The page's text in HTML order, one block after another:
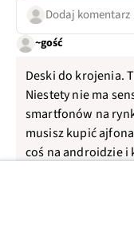
Dodaj komentarz
~gość
Deski do krojenia.
Niestety nie ma
smartfonów na
musisz kupić
coś na androidzie i